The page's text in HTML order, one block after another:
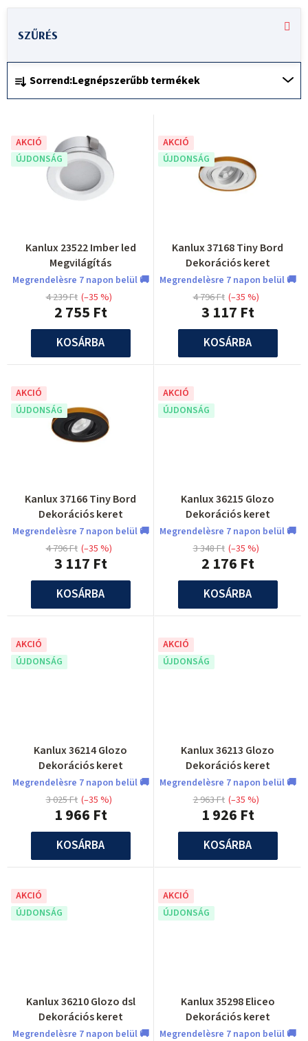
T
e
m
é
n
é
s
e
Sorrend:Legnépszerűbb termékek
r
m
é
e
k
á
AKCIÓ
ÚJDONSÁG
Kanlux 23522 Imber led
Megvilágítás
Megrendelèsre 7 napon belül 🚚
2 755 Ft
4 239 Ft (–35 %)
KOSÁRBA
AKCIÓ
ÚJDONSÁG
Kanlux 37168 Tiny Bord
Dekorációs keret
Megrendelèsre 7 napon belül 🚚
3 117 Ft
4 796 Ft (–35 %)
KOSÁRBA
AKCIÓ
ÚJDONSÁG
Kanlux 37166 Tiny Bord
Dekorációs keret
Megrendelèsre 7 napon belül 🚚
3 117 Ft
4 796 Ft (–35 %)
KOSÁRBA
AKCIÓ
ÚJDONSÁG
Kanlux 36215 Glozo
Dekorációs keret
Megrendelèsre 7 napon belül 🚚
2 176 Ft
3 348 Ft (–35 %)
KOSÁRBA
AKCIÓ
ÚJDONSÁG
Kanlux 36214 Glozo
Dekorációs keret
Megrendelèsre 7 napon belül 🚚
1 966 Ft
3 025 Ft (–35 %)
KOSÁRBA
AKCIÓ
ÚJDONSÁG
Kanlux 36213 Glozo
Dekorációs keret
Megrendelèsre 7 napon belül 🚚
1 926 Ft
2 963 Ft (–35 %)
KOSÁRBA
AKCIÓ
ÚJDONSÁG
Kanlux 36210 Glozo dsl
Dekorációs keret
Megrendelèsre 7 napon belül 🚚
AKCIÓ
ÚJDONSÁG
Kanlux 35298 Eliceo
Dekorációs keret
Megrendelèsre 7 napon belül 🚚